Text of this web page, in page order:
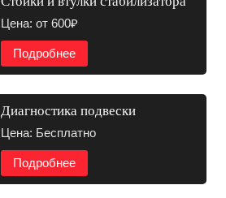
Цена: от 600₽
Подробнее
Диагностика подвески
Цена: Бесплатно
Подробнее